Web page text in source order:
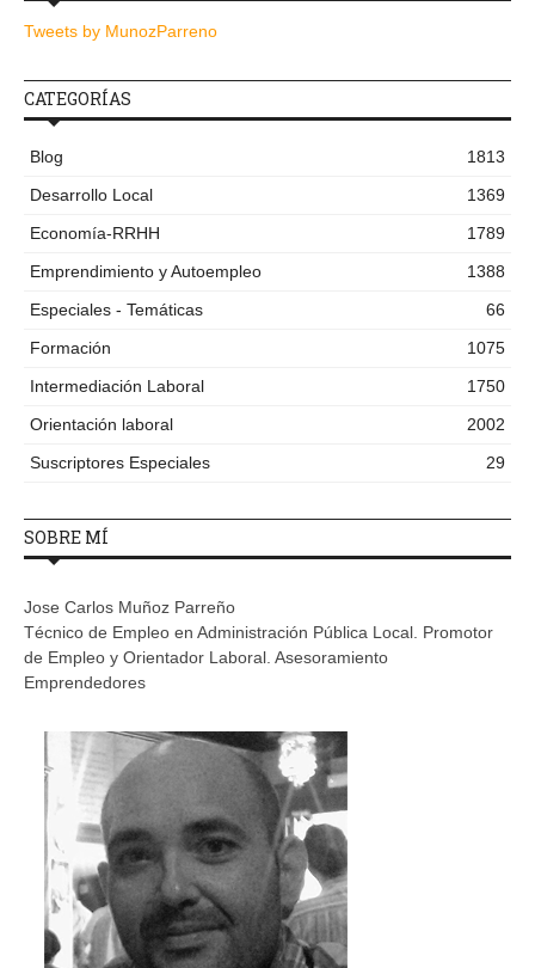
Tweets by MunozParreno
CATEGORÍAS
Blog
1813
Desarrollo Local
1369
Economía-RRHH
1789
Emprendimiento y Autoempleo
1388
Especiales - Temáticas
66
Formación
1075
Intermediación Laboral
1750
Orientación laboral
2002
Suscriptores Especiales
29
SOBRE MÍ
Jose Carlos Muñoz Parreño
Técnico de Empleo en Administración Pública Local. Promotor
de Empleo y Orientador Laboral. Asesoramiento
Emprendedores